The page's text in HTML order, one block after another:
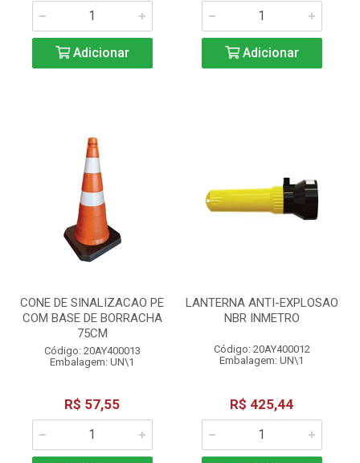
Adicionar Adicionar
CONE DE SINALIZACAO PE
COM BASE DE BORRACHA
75CM
Código: 20AY400013
Embalagem: UN\1
R$ 57,55
LANTERNA ANTI-EXPLOSAO
NBR INMETRO
Código: 20AY400012
Embalagem: UN\1
R$ 425,44